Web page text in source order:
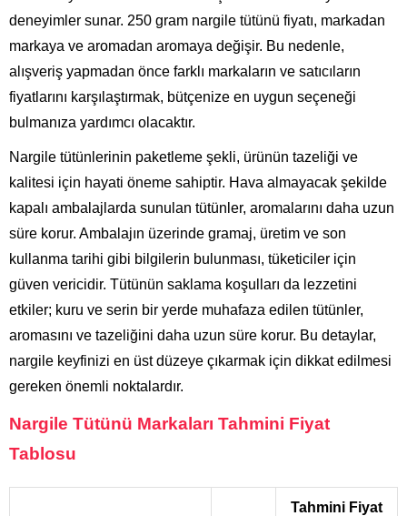
deneyimler sunar. 250 gram nargile tütünü fiyatı, markadan
markaya ve aromadan aromaya değişir. Bu nedenle,
alışveriş yapmadan önce farklı markaların ve satıcıların
fiyatlarını karşılaştırmak, bütçenize en uygun seçeneği
bulmanıza yardımcı olacaktır.
Nargile tütünlerinin paketleme şekli, ürünün tazeliği ve
kalitesi için hayati öneme sahiptir. Hava almayacak şekilde
kapalı ambalajlarda sunulan tütünler, aromalarını daha uzun
süre korur. Ambalajın üzerinde gramaj, üretim ve son
kullanma tarihi gibi bilgilerin bulunması, tüketiciler için
güven vericidir. Tütünün saklama koşulları da lezzetini
etkiler; kuru ve serin bir yerde muhafaza edilen tütünler,
aromasını ve tazeliğini daha uzun süre korur. Bu detaylar,
nargile keyfinizi en üst düzeye çıkarmak için dikkat edilmesi
gereken önemli noktalardır.
Nargile Tütünü Markaları Tahmini Fiyat
Tablosu
Tahmini Fiyat